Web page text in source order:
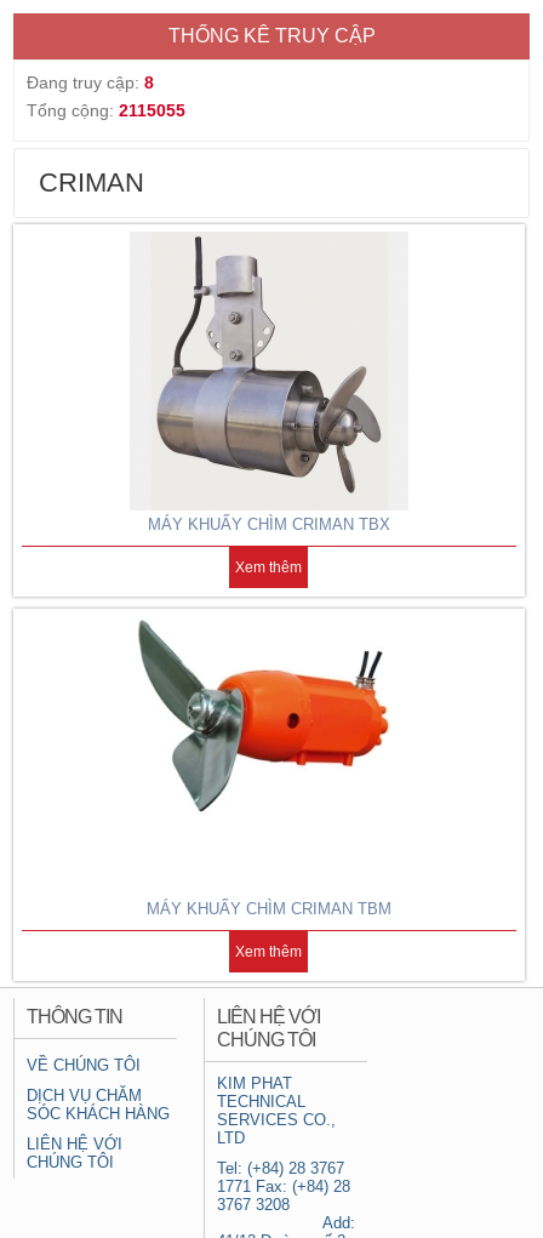
THỐNG KÊ TRUY CẬP
Đang truy cập:8
Tổng cộng:2115055
CRIMAN
MÁY KHUẤY CHÌM CRIMAN TBX
Xem thêm
MÁY KHUẤY CHÌM CRIMAN TBM
Xem thêm
THÔNG TIN
VỀ CHÚNG TÔI
DỊCH VỤ CHĂM
SÓC KHÁCH HÀNG
LIÊN HỆ VỚI
CHÚNG TÔI
LIÊN HỆ VỚI
CHÚNG TÔI
KIM PHAT
TECHNICAL
SERVICES CO.,
LTD
Tel: (+84) 28 3767
1771 Fax: (+84) 28
3767 3208
Add: